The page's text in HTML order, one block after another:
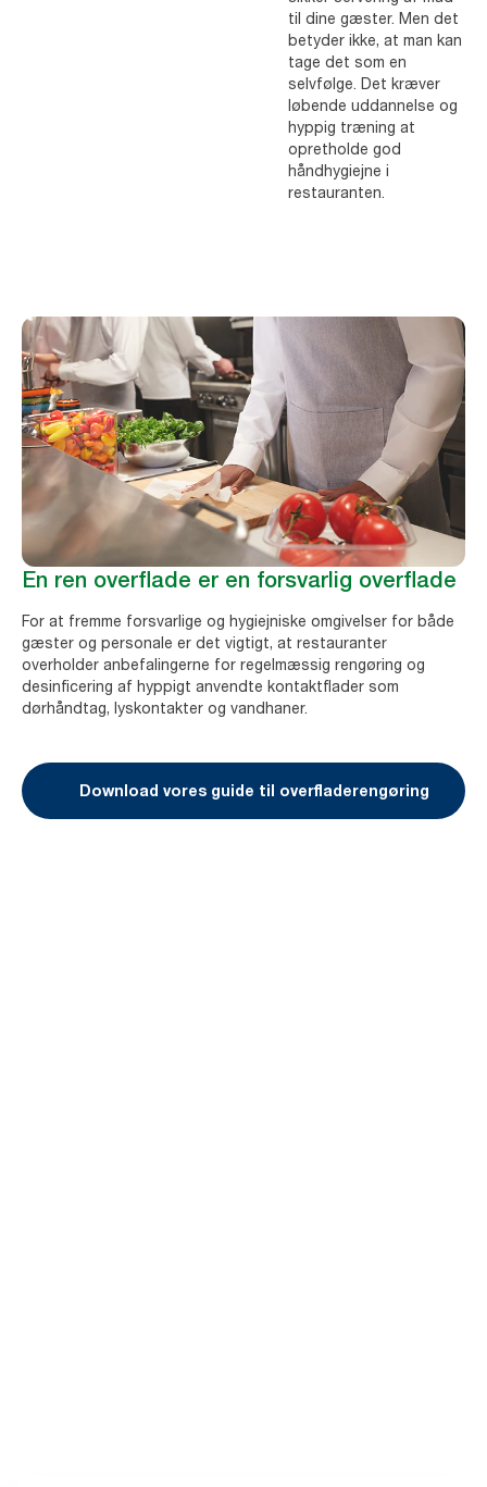
til dine gæster. Men det
betyder ikke, at man kan
tage det som en
selvfølge. Det kræver
løbende uddannelse og
hyppig træning at
opretholde god
håndhygiejne i
restauranten.
En ren overflade er en forsvarlig overflade
For at fremme forsvarlige og hygiejniske omgivelser for både
gæster og personale er det vigtigt, at restauranter
overholder anbefalingerne for regelmæssig rengøring og
desinficering af hyppigt anvendte kontaktflader som
dørhåndtag, lyskontakter og vandhaner.
Download vores guide til overfladerengøring